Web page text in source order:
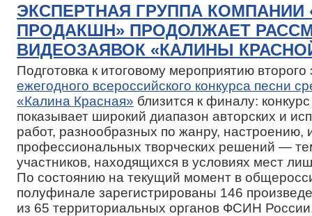
ЭКСПЕРТНАЯ ГРУППА КОМПАНИИ
ПРОДАКШН» ПРОДОЛЖАЕТ
ВИДЕОЗАЯВОК «КАЛИНЫ
Подготовка к итоговому мероприятию
ежегодного всероссийского конкурса песни
«Калина Красная» близится к финалу:
показывает широкий диапазон авторских и
работ, разнообразных по жанру, настроению,
профессиональных творческих решений —
участников, находящихся в условиях мест
По состоянию на текущий момент в
полуфинале зарегистрированы 146
из 65 территориальных органов ФСИН